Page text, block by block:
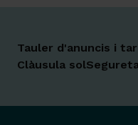
Tauler d'anuncis i
Clàusula sol